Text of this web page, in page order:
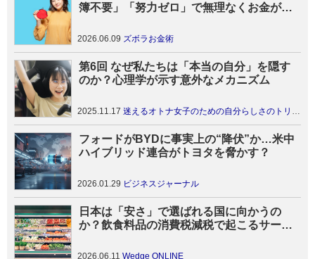
簿不要」「努力ゼロ」で無理なくお金が増
2026.06.09 ズボラお金術
第6回 なぜ私たちは「本当の自分」を隠す
のか？心理学が示す意外なメカニズム
2025.11.17 迷えるオトナ女子のための自分らしさのトリセツ
フォードがBYDに事実上の“降伏”か…米中
ハイブリッド連合がトヨタを脅かす？
2026.01.29 ビジネスジャーナル
日本は「安さ」で選ばれる国に向かうの
か？飲食料品の消費税減税で起こるサービ
値創造戦略
2026.06.11 Wedge ONLINE